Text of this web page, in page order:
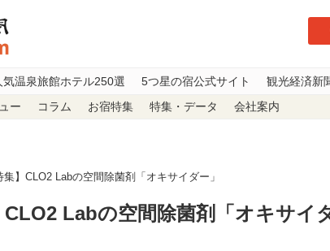
気温泉旅館ホテル250選 5つ星の宿公式サイト 観光経済新
ー コラム お宿特集 特集・データ 会社案内
集】CLO2 Labの空間除菌剤「オキサイダー」
CLO2 Labの空間除菌剤「オキサイ